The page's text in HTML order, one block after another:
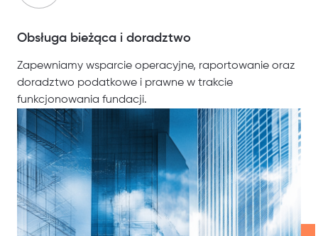
Obsługa bieżąca i doradztwo
Zapewniamy wsparcie operacyjne, raportowanie oraz
doradztwo podatkowe i prawne w trakcie
funkcjonowania fundacji.